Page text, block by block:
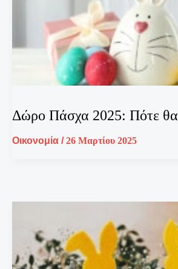
Δώρο Πάσχα 2025: Πότε θα
Οικονομία /26 Μαρτίου 2025